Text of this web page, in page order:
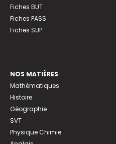
Fiches BUT
Fiches PASS
Fiches SUP
NOS MATIÈRES
Mathématiques
Histoire
Géographie
SVT
Physique Chimie